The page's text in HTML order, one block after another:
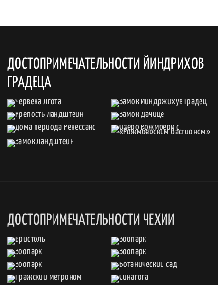
ДОСТОПРИМЕЧАТЕЛЬНОСТИ ЙИНДРИХОВ
ГРАДЕЦА
ДОСТОПРИМЕЧАТЕЛЬНОСТИ ЧЕХИИ